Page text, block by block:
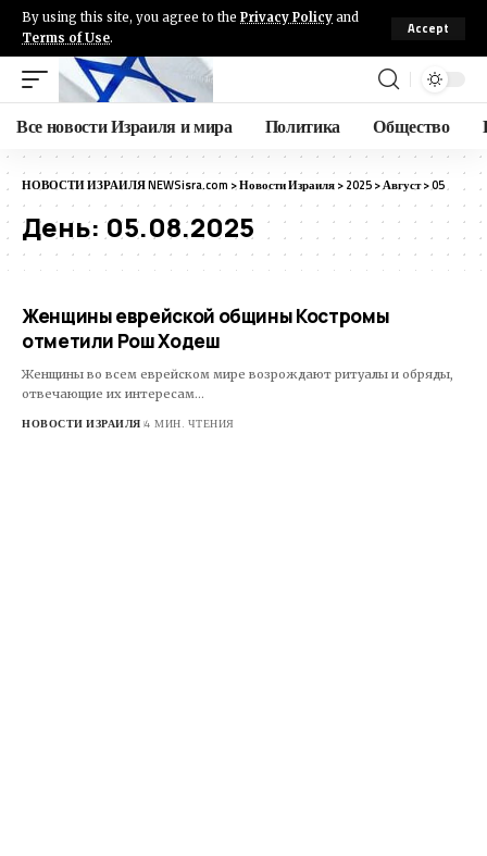
By using this site, you agree to the Privacy Policy and
Terms of Use.
Accept
Все новости Израиля и мира Политика Общество
НОВОСТИ ИЗРАИЛЯ NEWSisra.com >Новости Израиля>2025>Август>05
День:05.08.2025
Женщины еврейской общины Костромы
отметили Рош Ходеш
Женщины во всем еврейском мире возрождают ритуалы и обряды,
отвечающие их интересам…
НОВОСТИ ИЗРАИЛЯ 4 МИН. ЧТЕНИЯ